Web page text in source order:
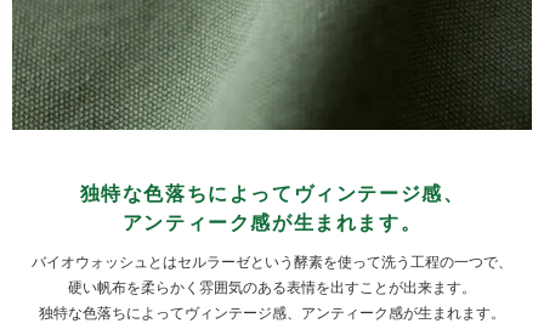
独特な色落ちによってヴィンテージ感、
アンティーク感が生まれます。
バイオウォッシュとはセルラーゼという酵素を使って洗う工程の一つで、
硬い帆布を柔らかく雰囲気のある表情を出すことが出来ます。
独特な色落ちによってヴィンテージ感、アンティーク感が生まれます。